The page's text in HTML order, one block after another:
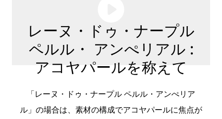
レーヌ・ドゥ・ナープル
ペルル・ アンぺリアル :
アコヤパールを称えて
「レーヌ・ドゥ・ナープル ペルル・アンぺリア
ル」の場合は、素材の構成でアコヤパールに焦点が